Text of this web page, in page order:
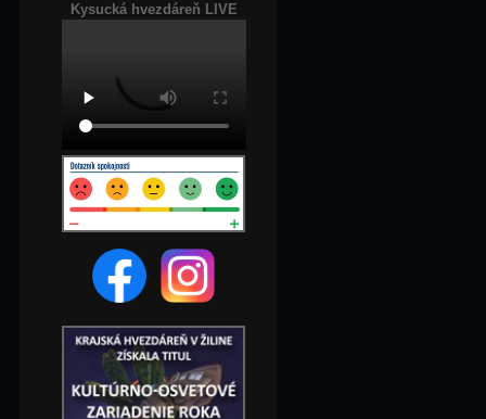
Kysucká hvezdáreň LIVE